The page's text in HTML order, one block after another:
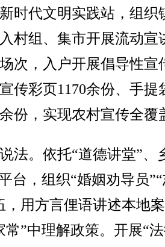
时代文明实践站，组织
村组、集市开展流动宣
次，入户开展倡导性宣
传彩页1170余份、手提
份，实现农村宣传全覆
。依托“道德讲堂”、
台，组织“婚姻劝导员
，用方言俚语讲述本地
常”中理解政策。开展“